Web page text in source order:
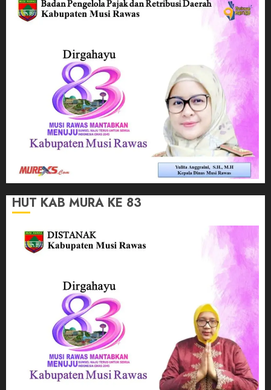
HUT KAB MURA KE 83